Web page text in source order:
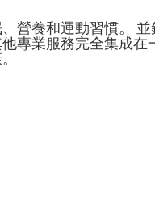
營養和運動習慣。 並
專業服務完全集成在